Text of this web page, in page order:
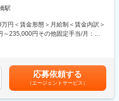
にも携わっていただきます。
専門性が必要な内容は業者へ依頼し
規事業創出を見据え、工場設備や施
いただく技術職の採用を進めていま
テナンスからスタートし、将来的に
備のメンテナンス・保守・設備管理
駅
円＜賃金形態＞月給制＜賃金内訳＞
235,000円その他固定手当/月：
下する可能性があります。月給(月額)
。
応募依頼する
（エージェントサービス）